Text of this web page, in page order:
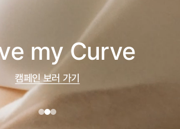
my Curve
캠페인 보러 가기